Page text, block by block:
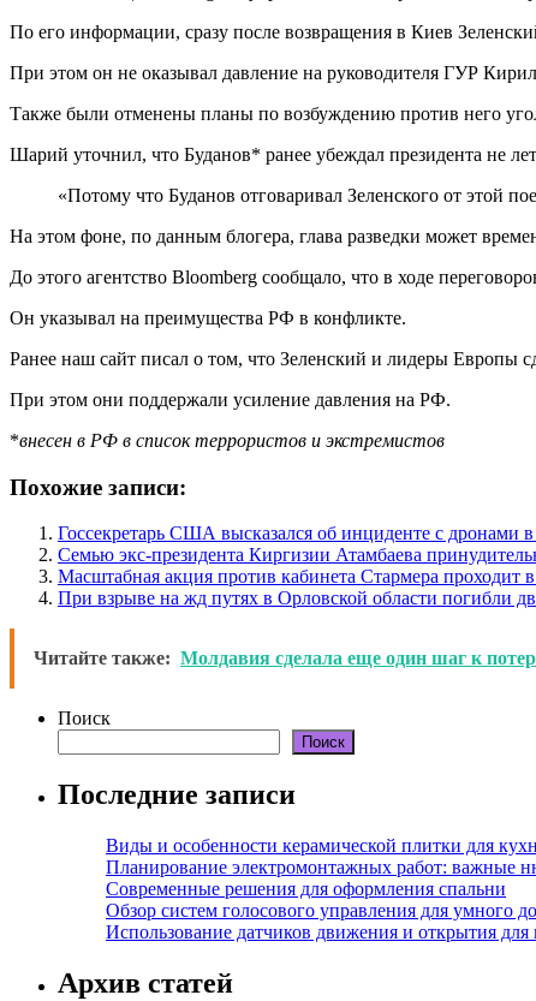
По его информации, сразу после возвращения в Киев
При этом он не оказывал давление на руководителя ГУР
Также были отменены планы по возбуждению против него
Шарий уточнил, что Буданов* ранее убеждал президента не
«Потому что Буданов отговаривал Зеленского от этой
На этом фоне, по данным блогера, глава разведки может
До этого агентство Bloomberg сообщало, что в ходе
Он указывал на преимущества РФ в конфликте.
Ранее наш сайт писал о том, что Зеленский и лидеры Европы
При этом они поддержали усиление давления на РФ.
*внесен в РФ в список террористов и экстремистов
Похожие записи:
Госсекретарь США высказался об инциденте с дронами
Семью экс-президента Киргизии Атамбаева
Масштабная акция против кабинета Стармера проходит
При взрыве на жд путях в Орловской области погибли
Читайте также: Молдавия сделала еще один шаг к
Поиск
Поиск
Последние записи
Виды и особенности керамической плитки для
Планирование электромонтажных работ: важные
Современные решения для оформления спальни
Обзор систем голосового управления для умного
Использование датчиков движения и открытия
Архив статей